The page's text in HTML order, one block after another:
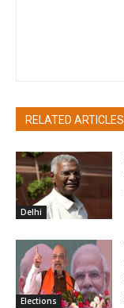
RELATED ARTICLES
Delhi
Elections